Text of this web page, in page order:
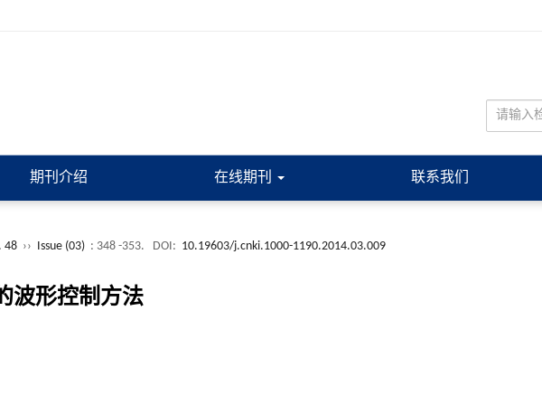
期刊介绍 在线期刊 联系我们
48 ›› Issue (03) : 348 -353. DOI: 10.19603/j.cnki.1000-1190.2014.03.009
波形控制方法